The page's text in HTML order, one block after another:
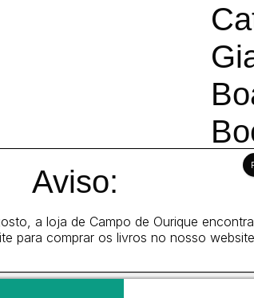
Aviso:
a loja de Campo de Ourique
para comprar os livros no nosso